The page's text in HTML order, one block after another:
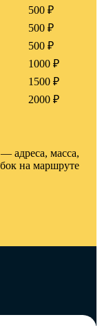
500 ₽
500 ₽
500 ₽
1000 ₽
1500 ₽
2000 ₽
адреса, масса,
на маршруте